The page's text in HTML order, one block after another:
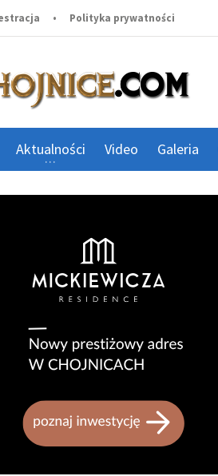
• Polityka prywatności
Aktualności Video Galeria